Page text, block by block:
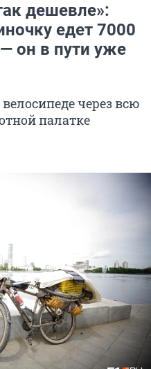
дешевле»:
едет 7000
он в пути уже
через всю
палатке